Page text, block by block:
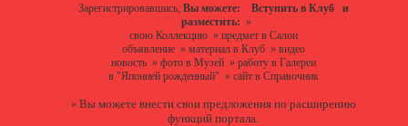
Зарегистрировавшись, Вы можете: Вступить в Клуб
и
разместить: »
свою Коллекцию» предмет в Салон
объявление» материал в Клуб» видео
новость» фото в Музей» работу в Галереи
в "Японией рожденный" » сайт в Справочник
» Вы можете внести свои предложенияпо расширению
функций портала.